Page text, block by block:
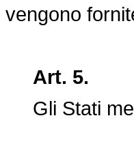
vengono
Art. 5.
Gli Stati